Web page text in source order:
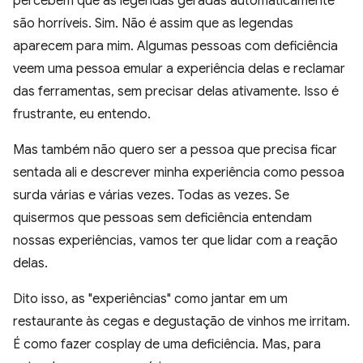
são horríveis. Sim. Não é assim que as legendas
aparecem para mim. Algumas pessoas com deficiência
veem uma pessoa emular a experiência delas e reclamar
das ferramentas, sem precisar delas ativamente. Isso é
frustrante, eu entendo.
Mas também não quero ser a pessoa que precisa ficar
sentada ali e descrever minha experiência como pessoa
surda várias e várias vezes. Todas as vezes. Se
quisermos que pessoas sem deficiência entendam
nossas experiências, vamos ter que lidar com a reação
delas.
Dito isso, as "experiências" como jantar em um
restaurante às cegas e degustação de vinhos me irritam.
É como fazer cosplay de uma deficiência. Mas, para